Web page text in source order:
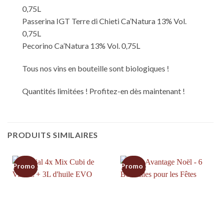
0,75L
Passerina IGT Terre di Chieti Ca’Natura 13% Vol.
0,75L
Pecorino Ca’Natura 13% Vol. 0,75L
Tous nos vins en bouteille sont biologiques !
Quantités limitées ! Profitez-en dès maintenant !
PRODUITS SIMILAIRES
Promo ! Promo !